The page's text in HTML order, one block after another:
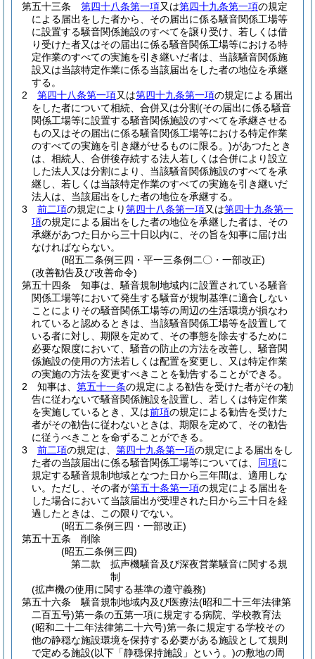
第五十三条
第四十八条第一項又は第四十九条第一項の規定
による届出をした者から、その届出に係る騒音関係工場等
に設置する騒音関係施設のすべてを譲り受け、若しくは借
り受けた者又はその届出に係る騒音関係工場等における特
定作業のすべての実施を引き継いだ者は、当該騒音関係施
設又は当該特定作業に係る当該届出をした者の地位を承継
する。
2
第四十八条第一項又は第四十九条第一項の規定による届出
をした者について相続、合併又は分割(その届出に係る騒音
関係工場等に設置する騒音関係施設のすべてを承継させる
もの又はその届出に係る騒音関係工場等における特定作業
のすべての実施を引き継がせるものに限る。)があつたとき
は、相続人、合併後存続する法人若しくは合併により設立
した法人又は分割により、当該騒音関係施設のすべてを承
継し、若しくは当該特定作業のすべての実施を引き継いだ
法人は、当該届出をした者の地位を承継する。
3
前二項の規定により第四十八条第一項又は第四十九条第一
項の規定による届出をした者の地位を承継した者は、その
承継があつた日から三十日以内に、その旨を知事に届け出
なければならない。
(昭五二条例三四・平一三条例二〇・一部改正)
(改善勧告及び改善命令)
第五十四条
知事は、騒音規制地域内に設置されている騒音
関係工場等において発生する騒音が規制基準に適合しない
ことによりその騒音関係工場等の周辺の生活環境が損なわ
れていると認めるときは、当該騒音関係工場等を設置して
いる者に対し、期限を定めて、その事態を除去するために
必要な限度において、騒音の防止の方法を改善し、騒音関
係施設の使用の方法若しくは配置を変更し、又は特定作業
の実施の方法を変更すべきことを勧告することができる。
2
知事は、 第五十一条の規定による勧告を受けた者がその勧
告に従わないで騒音関係施設を設置し、若しくは特定作業
を実施しているとき、又は前項の規定による勧告を受けた
者がその勧告に従わないときは、期限を定めて、その勧告
に従うべきことを命ずることができる。
3
前二項の規定は、 第四十九条第一項の規定による届出をし
た者の当該届出に係る騒音関係工場等については、 同項に
規定する騒音規制地域となつた日から三年間は、適用しな
い。 ただし、その者が第五十条第一項の規定による届出を
した場合において当該届出が受理された日から三十日を経
過したときは、この限りでない。
(昭五二条例三四・一部改正)
第五十五条
削除
(昭五二条例三四)
第二款
拡声機騒音及び深夜営業騒音に関する規
制
(拡声機の使用に関する基準の遵守義務)
第五十六条
騒音規制地域内及び医療法(昭和二十三年法律第
二百五号)第一条の五第一項に規定する病院、学校教育法
(昭和二十二年法律第二十六号)第一条に規定する学校その
他の静穏な施設環境を保持する必要がある施設として規則
で定める施設(以下「静穏保持施設」という。)の敷地の周